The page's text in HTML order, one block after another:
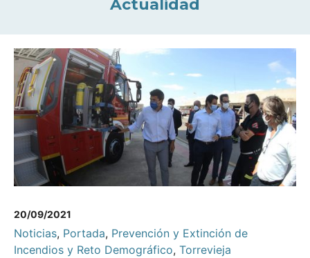
Actualidad
20/09/2021
Noticias, Portada, Prevención y Extinción de
Incendios y Reto Demográfico, Torrevieja